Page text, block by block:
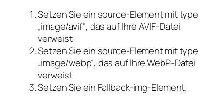
Setzen Sie ein source-Element mit type
„image/avif“, das auf Ihre AVIF-Datei
verweist
Setzen Sie ein source-Element mit type
„image/webp“, das auf Ihre WebP-Datei
verweist
Setzen Sie ein Fallback-img-Element,